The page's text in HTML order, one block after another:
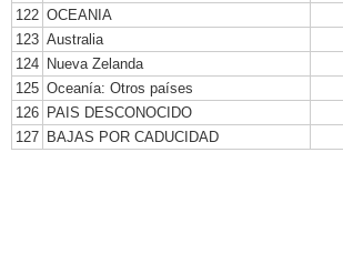
122 OCEANIA
123 Australia
124 Nueva Zelanda
125 Oceanía: Otros países
126 PAIS DESCONOCIDO
127 BAJAS POR CADUCIDAD